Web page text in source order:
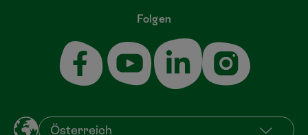
Folgen